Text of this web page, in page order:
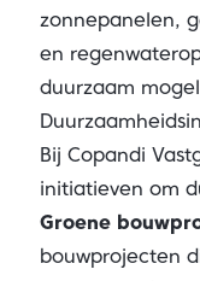
zonnepanelen,
en
duurzaam
Bij Copandi
initiatieven om
Groene
bouwprojecten